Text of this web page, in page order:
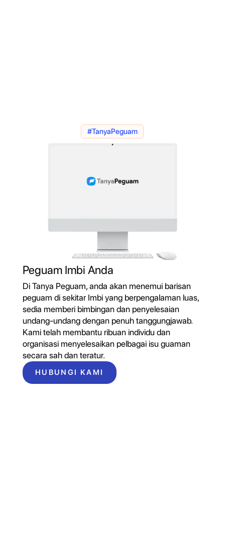
#TanyaPeguam
Peguam Imbi Anda
Di Tanya Peguam, anda akan menemui barisan
peguam di sekitar Imbi yang berpengalaman luas,
sedia memberi bimbingan dan penyelesaian
undang-undang dengan penuh tanggungjawab.
Kami telah membantu ribuan individu dan
organisasi menyelesaikan pelbagai isu guaman
secara sah dan teratur.
HUBUNGI KAMI